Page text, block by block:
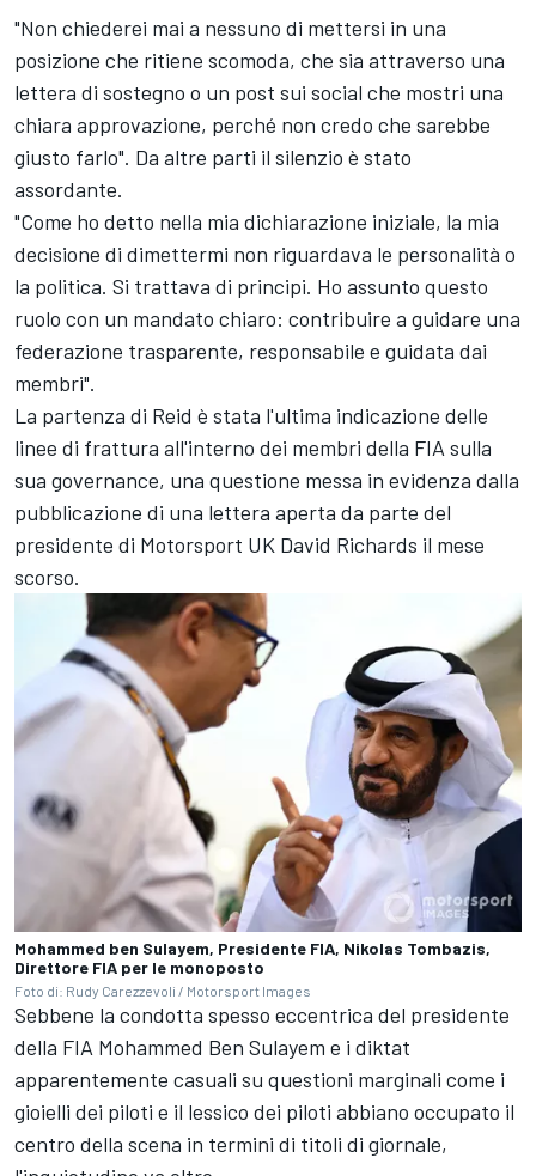
"Non chiederei mai a nessuno di mettersi in una
posizione che ritiene scomoda, che sia attraverso una
lettera di sostegno o un post sui social che mostri una
chiara approvazione, perché non credo che sarebbe
giusto farlo". Da altre parti il silenzio è stato
assordante.
"Come ho detto nella mia dichiarazione iniziale, la mia
decisione di dimettermi non riguardava le personalità o
la politica. Si trattava di principi. Ho assunto questo
ruolo con un mandato chiaro: contribuire a guidare una
federazione trasparente, responsabile e guidata dai
membri".
La partenza di Reid è stata l'ultima indicazione delle
linee di frattura all'interno dei membri della FIA sulla
sua governance, una questione messa in evidenza dalla
pubblicazione di una lettera aperta da parte del
presidente di Motorsport UK David Richards il mese
scorso.
Mohammed ben Sulayem, Presidente FIA, Nikolas Tombazis,
Direttore FIA per le monoposto
Foto di: Rudy Carezzevoli / Motorsport Images
Sebbene la condotta spesso eccentrica del presidente
della FIA Mohammed Ben Sulayem e i diktat
apparentemente casuali su questioni marginali come i
gioielli dei piloti e il lessico dei piloti abbiano occupato il
centro della scena in termini di titoli di giornale,